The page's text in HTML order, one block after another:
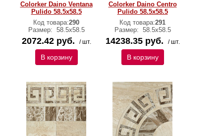
Colorker Daino Ventana
Pulido 58.5x58.5
Код товара:290
Размер: 58.5x58.5
2072.42 руб. / шт.
В корзину
Colorker Daino Centro
Pulido 58.5x58.5
Код товара:291
Размер: 58.5x58.5
14238.35 руб. / шт.
В корзину